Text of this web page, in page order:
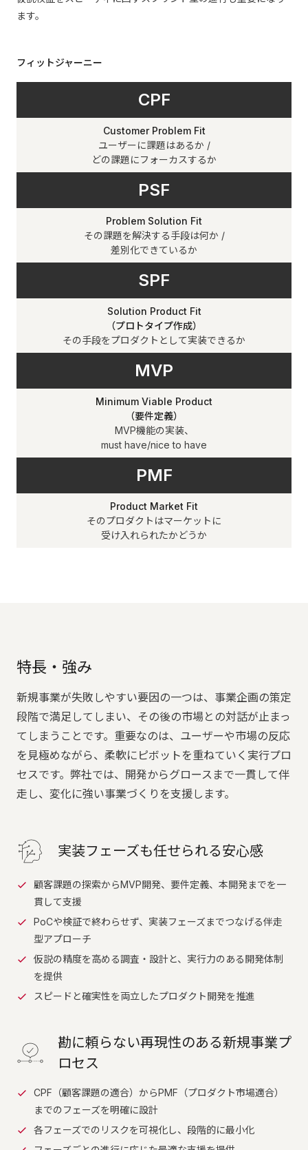
ます。
フィットジャーニー
CPF
Customer Problem Fit
ユーザーに課題はあるか /
どの課題にフォーカスするか
PSF
Problem Solution Fit
その課題を解決する手段は何か /
差別化できているか
SPF
Solution Product Fit
（プロトタイプ作成）
その手段をプロダクトとして実装できるか
MVP
Minimum Viable Product
（要件定義）
MVP機能の実装、
must have/nice to have
PMF
Product Market Fit
そのプロダクトはマーケットに
受け入れられたかどうか
特長・強み
新規事業が失敗しやすい要因の一つは、事業企画の策定
段階で満足してしまい、その後の市場との対話が止まっ
てしまうことです。重要なのは、ユーザーや市場の反応
を見極めながら、柔軟にピボットを重ねていく実行プロ
セスです。弊社では、開発からグロースまで一貫して伴
走し、変化に強い事業づくりを支援します。
実装フェーズも任せられる安心感
顧客課題の探索からMVP開発、要件定義、本開発までを一
貫して支援
PoCや検証で終わらせず、実装フェーズまでつなげる伴走
型アプローチ
仮説の精度を高める調査・設計と、実行力のある開発体制
を提供
スピードと確実性を両立したプロダクト開発を推進
勘に頼らない再現性のある新規事業プ
ロセス
CPF（顧客課題の適合）からPMF（プロダクト市場適合）
までのフェーズを明確に設計
各フェーズでのリスクを可視化し、段階的に最小化